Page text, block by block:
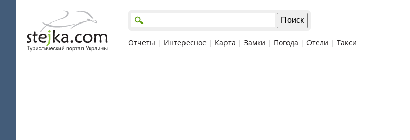
Отчеты | Интересное | Карта | Замки | Погода | Отели | Такси